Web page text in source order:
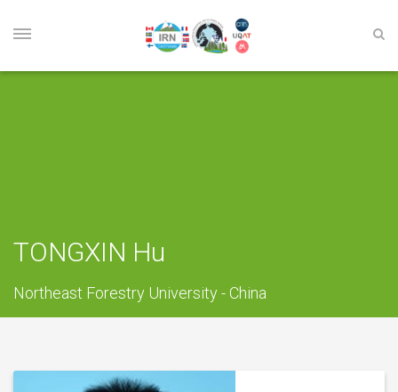
TONGXIN Hu
Northeast Forestry University - China